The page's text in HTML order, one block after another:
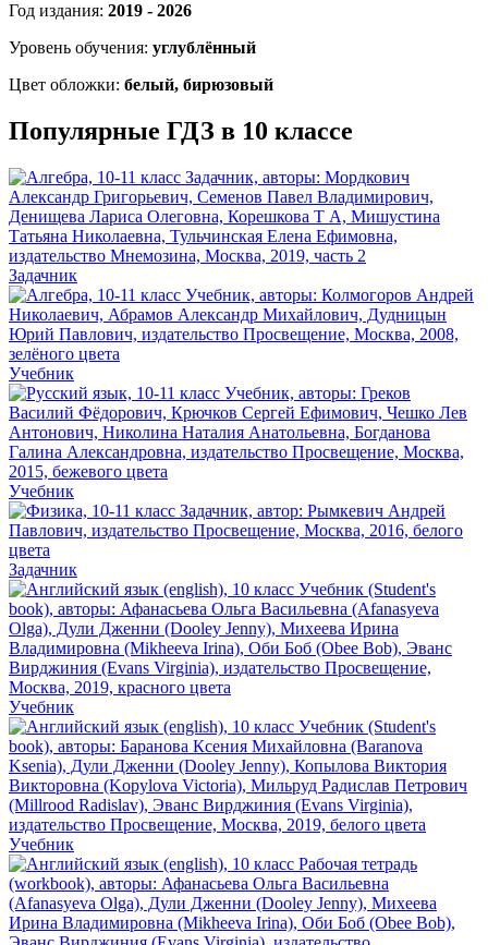
Год издания: 2019 - 2026
Уровень обучения: углублённый
Цвет обложки: белый, бирюзовый
Популярные ГДЗ в 10 классе
Задачник
Учебник
Учебник
Задачник
Учебник
Учебник